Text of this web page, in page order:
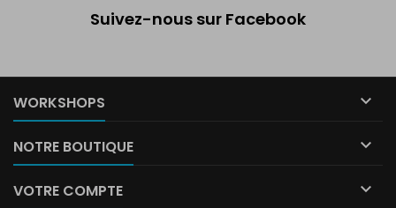
Suivez-nous sur Facebook
WORKSHOPS 
NOTRE BOUTIQUE 
VOTRE COMPTE 